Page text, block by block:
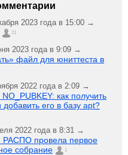
2023 года в 15:00 →
21
2023 года в 9:09 →
файл для юниттеста в
2022 года в 2:09 →
как получить
его в базу apt?
2022 года в 8:31 →
РАСПО провела первое
собрание
1